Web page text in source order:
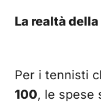
La realtà
Per i tennisti
100, le spese